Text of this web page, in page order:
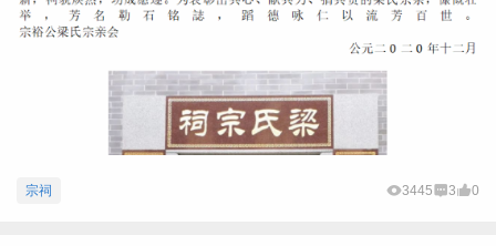
宗祠 3445 3 0